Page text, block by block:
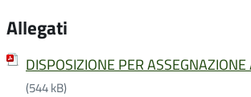
Allegati
DISPOSIZIONE PER ASSEGNAZIONE
(544 kB)